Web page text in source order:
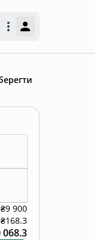
₴9 900
₴168.3